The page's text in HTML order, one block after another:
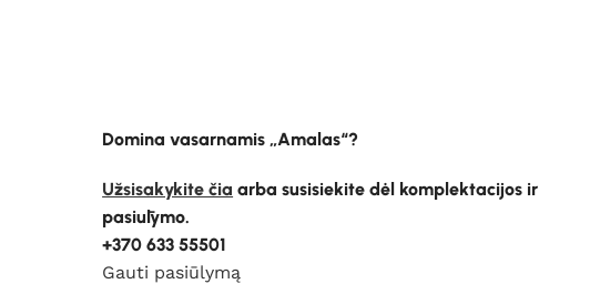
Domina vasarnamis „Amalas“?
Užsisakykite čia arba susisiekite dėl komplektacijos ir
pasiūlymo.
+370 633 55501
Gauti pasiūlymą